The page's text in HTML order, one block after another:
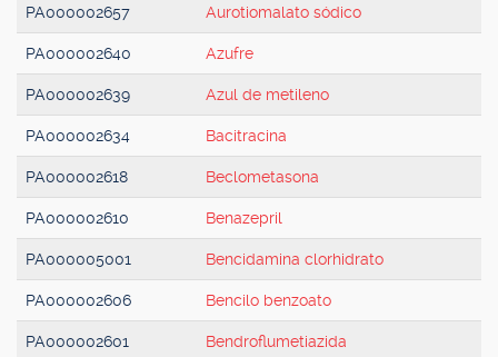
PA000002657 Aurotiomalato sódico
PA000002640 Azufre
PA000002639 Azul de metileno
PA000002634 Bacitracina
PA000002618 Beclometasona
PA000002610 Benazepril
PA000005001 Bencidamina clorhidrato
PA000002606 Bencilo benzoato
PA000002601 Bendroflumetiazida